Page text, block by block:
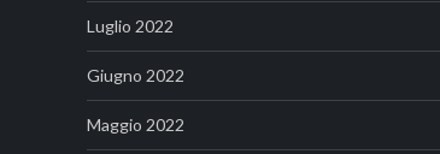
Luglio 2022
Giugno 2022
Maggio 2022